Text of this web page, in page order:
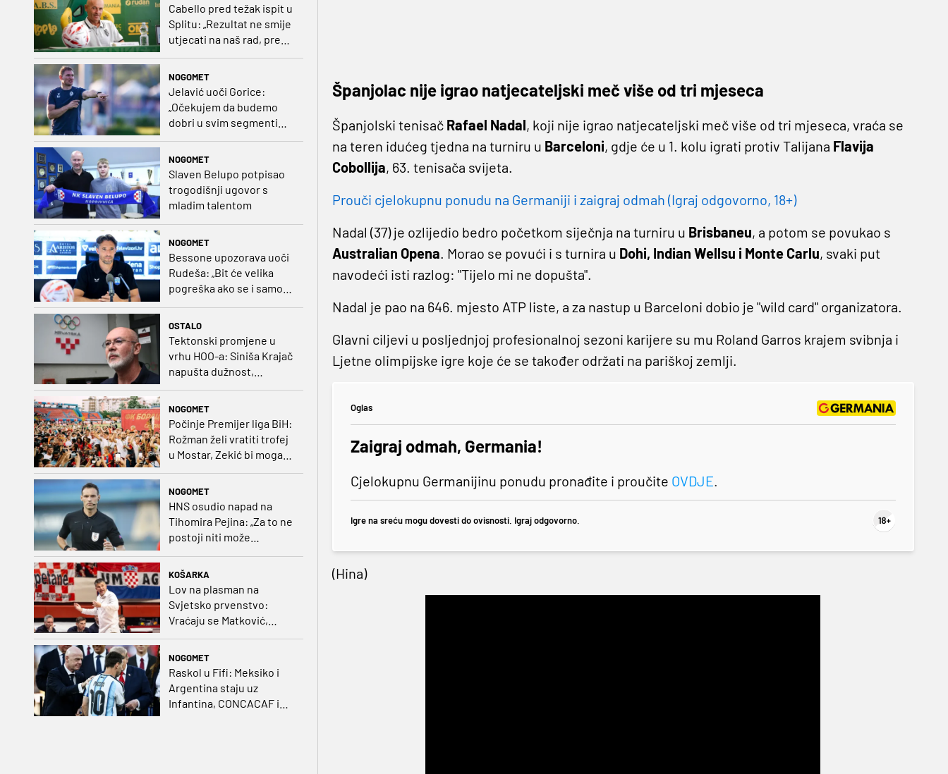
Cabello pred težak ispit u
Splitu: „Rezultat ne smije
utjecati na naš rad, pred
nama je dugo prvenstvo“
NOGOMET
Jelavić uoči Gorice:
„Očekujem da budemo
dobri u svim segmentima
NOGOMET
Slaven Belupo potpisao
trogodišnji ugovor s
mladim talentom
NOGOMET
Bessone upozorava uoči
Rudeša: „Bit će velika
pogreška ako se i samo
OSTALO
Tektonski promjene u
vrhu HOO-a: Siniša Krajač
napušta dužnost,
razriješeno i svih osam
NOGOMET
Počinje Premijer liga BiH:
Rožman želi vratiti trofej
u Mostar, Zekić bi mogao
NOGOMET
HNS osudio napad na
Tihomira Pejina: „Za to ne
postoji niti može
KOŠARKA
Lov na plasman na
Svjetsko prvenstvo:
Vraćaju se Matković,
Nakić i Drežnjak
NOGOMET
Raskol u Fifi: Meksiko i
Argentina staju uz
Infantina, CONCACAF i
Španjolac nije igrao natjecateljski meč više od tri mjeseca
Španjolski tenisač Rafael Nadal, koji nije igrao natjecateljski meč više od tri mjeseca, vraća se
na teren idućeg tjedna na turniru u Barceloni, gdje će u 1. kolu igrati protiv Talijana Flavija
Cobollija, 63. tenisača svijeta.
Prouči cjelokupnu ponudu na Germaniji i zaigraj odmah (Igraj odgovorno, 18+)
Nadal (37) je ozlijedio bedro početkom siječnja na turniru u Brisbaneu, a potom se povukao s
Australian Opena . Morao se povući i s turnira u Dohi, Indian Wellsu i Monte Carlu, svaki put
navodeći isti razlog: "Tijelo mi ne dopušta".
Nadal je pao na 646. mjesto ATP liste, a za nastup u Barceloni dobio je "wild card" organizatora.
Glavni ciljevi u posljednjoj profesionalnoj sezoni karijere su mu Roland Garros krajem svibnja i
Ljetne olimpijske igre koje će se također održati na pariškoj zemlji.
Oglas
Zaigraj odmah, Germania!
Cjelokupnu Germanijinu ponudu pronađite i proučite OVDJE
Igre na sreću mogu dovesti do ovisnosti. Igraj odgovorno.
(Hina)